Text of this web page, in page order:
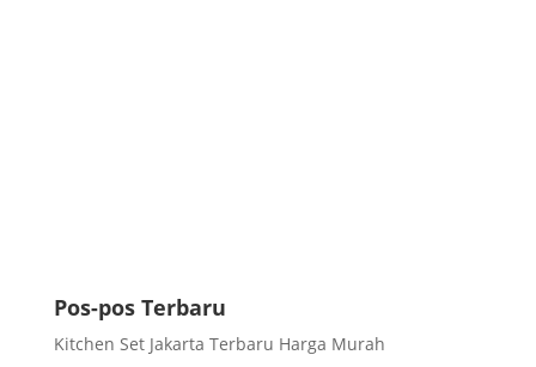
Pos-pos Terbaru
Kitchen Set Jakarta Terbaru Harga Murah